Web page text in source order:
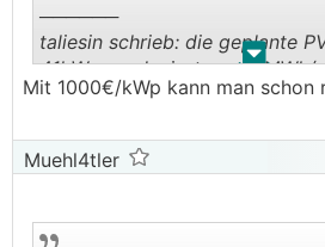
. .
──────
taliesin schrieb: die geplante
41kWp produziert ca. 40MWh/
50k€
Ich kenn zwar deine
einem Elektriker in der
Mit 1000€/kWp kann man schon
Muehl4tler